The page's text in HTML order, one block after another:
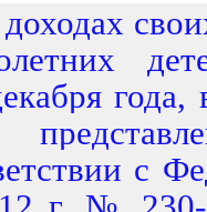
года,
с